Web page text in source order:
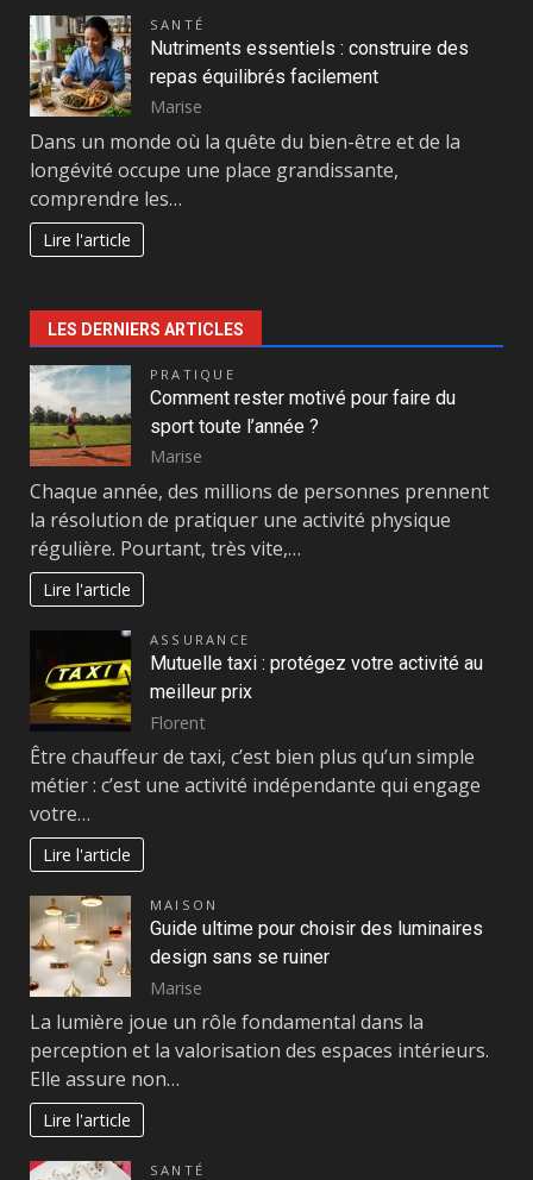
SANTÉ
Nutriments essentiels : construire des
repas équilibrés facilement
Marise
Dans un monde où la quête du bien-être et de la
longévité occupe une place grandissante,
comprendre les…
Lire l'article
LES DERNIERS ARTICLES
PRATIQUE
Comment rester motivé pour faire du
sport toute l’année ?
Marise
Chaque année, des millions de personnes prennent
la résolution de pratiquer une activité physique
régulière. Pourtant, très vite,…
Lire l'article
ASSURANCE
Mutuelle taxi : protégez votre activité au
meilleur prix
Florent
Être chauffeur de taxi, c’est bien plus qu’un simple
métier : c’est une activité indépendante qui engage
votre…
Lire l'article
MAISON
Guide ultime pour choisir des luminaires
design sans se ruiner
Marise
La lumière joue un rôle fondamental dans la
perception et la valorisation des espaces intérieurs.
Elle assure non…
Lire l'article
SANTÉ